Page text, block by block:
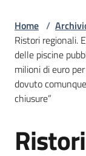
Comunicati
stampa
Cerca
un
comunicato
Risorse
Home /
Ristori regionali.
delle piscine
milioni di euro
dovuto
chiusure”
Salta al contenuto